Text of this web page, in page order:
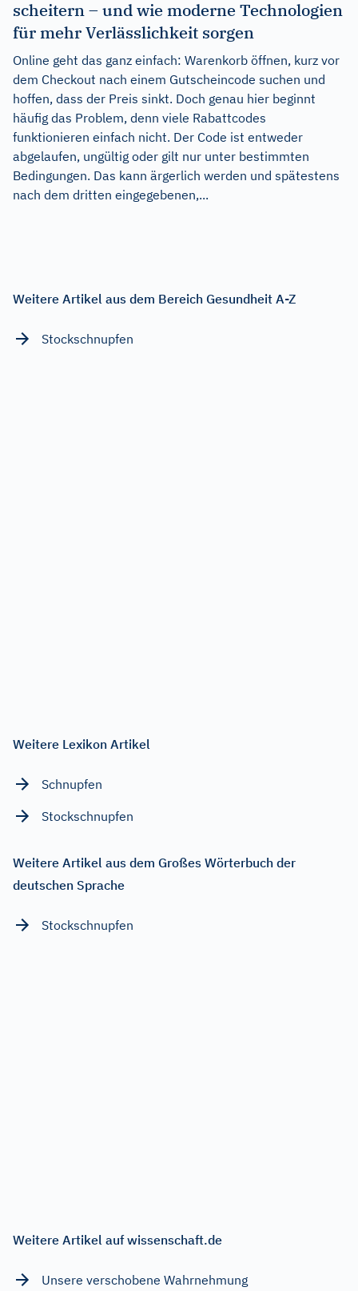
scheitern – und wie moderne Technologien
für mehr Verlässlichkeit sorgen
Online geht das ganz einfach: Warenkorb öffnen, kurz vor
dem Checkout nach einem Gutscheincode suchen und
hoffen, dass der Preis sinkt. Doch genau hier beginnt
häufig das Problem, denn viele Rabattcodes
funktionieren einfach nicht. Der Code ist entweder
abgelaufen, ungültig oder gilt nur unter bestimmten
Bedingungen. Das kann ärgerlich werden und spätestens
nach dem dritten eingegebenen,...
Weitere Artikel aus dem Bereich Gesundheit A-Z
Stockschnupfen
Weitere Lexikon Artikel
Schnupfen
Stockschnupfen
Weitere Artikel aus dem Großes Wörterbuch der
deutschen Sprache
Stockschnupfen
Weitere Artikel auf wissenschaft.de
Unsere verschobene Wahrnehmung